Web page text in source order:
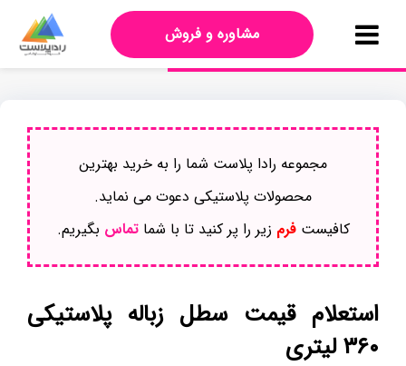
مشاوره و فروش
مجموعه رادا پلاست شما را به خرید بهترین
محصولات پلاستیکی دعوت می نماید.
کافیستفرم زیر را پر کنید تا با شماتماس بگیریم.
استعلام قیمت سطل زباله پلاستیکی
۳۶۰ لیتری